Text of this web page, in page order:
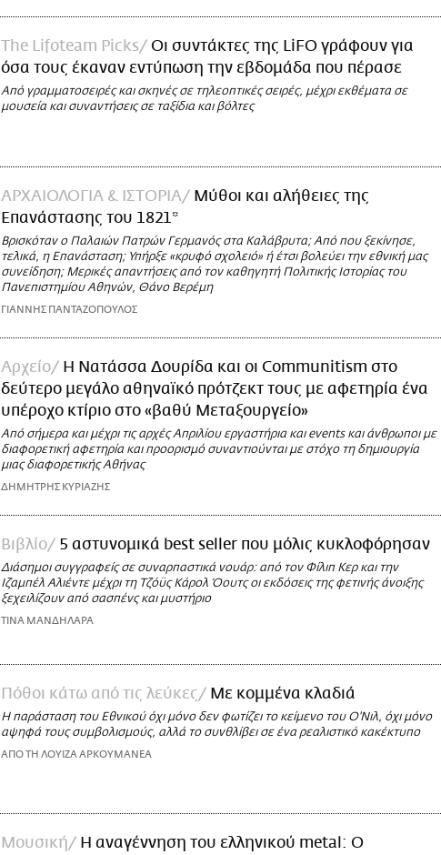
The Lifoteam Picks
Οι συντάκτες της LiFO γράφουν για
όσα τους έκαναν εντύπωση την εβδομάδα που πέρασε
Από γραμματοσειρές και σκηνές σε τηλεοπτικές σειρές, μέχρι εκθέματα σε
μουσεία και συναντήσεις σε ταξίδια και βόλτες
ΑΡΧΑΙΟΛΟΓΙΑ & ΙΣΤΟΡΙΑ
Μύθοι και αλήθειες της
Επανάστασης του 1821*
Βρισκόταν ο Παλαιών Πατρών Γερμανός στα Καλάβρυτα; Από που ξεκίνησε,
τελικά, η Επανάσταση; Υπήρξε «κρυφό σχολειό» ή έτσι βολεύει την εθνική μας
συνείδηση; Μερικές απαντήσεις από τον καθηγητή Πολιτικής Ιστορίας του
Πανεπιστημίου Αθηνών, Θάνο Βερέμη
ΓΙΑΝΝΗΣ ΠΑΝΤΑΖΟΠΟΥΛΟΣ
Αρχείο
Η Νατάσσα Δουρίδα και οι Communitism στο
δεύτερο μεγάλο αθηναϊκό πρότζεκτ τους με αφετηρία ένα
υπέροχο κτίριο στο «βαθύ Μεταξουργείο»
Από σήμερα και μέχρι τις αρχές Απριλίου εργαστήρια και events και άνθρωποι με
διαφορετική αφετηρία και προορισμό συναντιούνται με στόχο τη δημιουργία
μιας διαφορετικής Αθήνας
ΔΗΜΗΤΡΗΣ ΚΥΡΙΑΖΗΣ
Βιβλίο 5 αστυνομικά best seller που μόλις κυκλοφόρησαν
Διάσημοι συγγραφείς σε συναρπαστικά νουάρ: από τον Φίλιπ Κερ και την
Ιζαμπέλ Αλιέντε μέχρι τη Τζόϋς Κάρολ Όουτς οι εκδόσεις της φετινής άνοιξης
ξεχειλίζουν από σασπένς και μυστήριο
ΤΙΝΑ ΜΑΝΔΗΛΑΡΑ
Πόθοι κάτω από τις λεύκες Με κομμένα κλαδιά
Η παράσταση του Εθνικού όχι μόνο δεν φωτίζει το κείμενο του Ο'Νιλ, όχι μόνο
αψηφά τους συμβολισμούς, αλλά το συνθλίβει σε ένα ρεαλιστικό κακέκτυπο
ΑΠΟ ΤΗ ΛΟΥΙΖΑ ΑΡΚΟΥΜΑΝΕΑ
Μουσική
Η αναγέννηση του ελληνικού metal: Ο